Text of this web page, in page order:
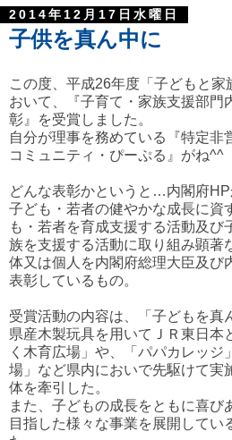
2014年12月17日水曜日
子供を真ん中に
この度、平成26年度「子どもと家
おいて、『子育て・家族支援部門
彰』を受賞しました。
自分が理事を務めている『特定非
コミュニティ・ぴーぷる』がね^^
どんな表彰かというと…内閣府HP
子ども・若者の健やかな成長に資
も・若者を育成支援する活動及び
族を支援する活動に取り組み顕著
体又は個人を内閣府総理大臣及び
表彰しているもの。
受賞活動の内容は、「子どもを真
県産木製玩具を用いてＪＲ東日本
く木育広場」や、「パパカレッジ
場」など県内においで先駆けて実
体を牽引した。
また、子どもの成長をともに喜び
目指した様々な事業を展開してい